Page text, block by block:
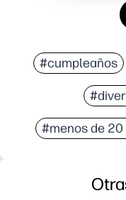
#cumpleaños
#menos de